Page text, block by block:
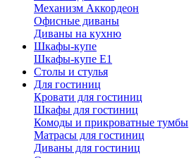
Механизм Аккордеон
Офисные диваны
Диваны на кухню
Шкафы-купе
Шкафы-купе Е1
Столы и стулья
Для гостиниц
Кровати для гостиниц
Шкафы для гостиниц
Комоды и прикроватные тумбы
Матрасы для гостиниц
Диваны для гостиниц